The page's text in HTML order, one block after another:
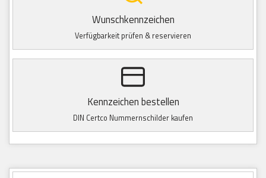
Wunschkennzeichen
Verfügbarkeit prüfen & reservieren
Kennzeichen bestellen
DIN Certco Nummernschilder kaufen